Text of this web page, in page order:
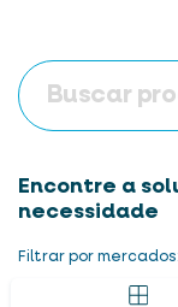
Encontre a
necessidade
Filtrar por mercados: